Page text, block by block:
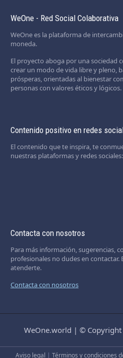
WeOne - Red Social Colaborativa
WeOne es la plataforma de
moneda.
El proyecto aboga por una sociedad
crear un modo de vida libre y pleno,
prósperas, orientadas al bienestar
personas con valores éticos y lógicos.
Contenido positivo en redes
El contenido que te inspira, te
nuestras plataformas y redes sociales:
Contacta con nosotros
Para más información, sugerencias,
profesionales no dudes en contactar.
atenderte.
Contacta con nosotros
WeOne.world | ©
Aviso legal | Términos y condiciones